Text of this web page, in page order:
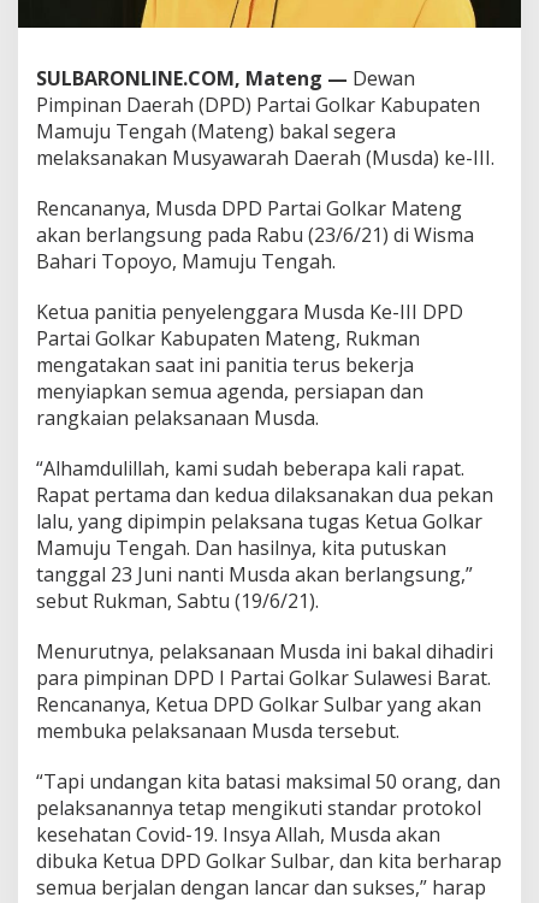
g
a
r
a
k
n
M
u
a
2
3
J
u
n
SULBARONLINE.COM, Mateng — Dewan
Pimpinan Daerah (DPD) Partai Golkar Kabupaten
Mamuju Tengah (Mateng) bakal segera
melaksanakan Musyawarah Daerah (Musda) ke-III.
Rencananya, Musda DPD Partai Golkar Mateng
akan berlangsung pada Rabu (23/6/21) di Wisma
Bahari Topoyo, Mamuju Tengah.
Ketua panitia penyelenggara Musda Ke-III DPD
Partai Golkar Kabupaten Mateng, Rukman
mengatakan saat ini panitia terus bekerja
menyiapkan semua agenda, persiapan dan
rangkaian pelaksanaan Musda.
“Alhamdulillah, kami sudah beberapa kali rapat.
Rapat pertama dan kedua dilaksanakan dua pekan
lalu, yang dipimpin pelaksana tugas Ketua Golkar
Mamuju Tengah. Dan hasilnya, kita putuskan
tanggal 23 Juni nanti Musda akan berlangsung,”
sebut Rukman, Sabtu (19/6/21).
Menurutnya, pelaksanaan Musda ini bakal dihadiri
para pimpinan DPD I Partai Golkar Sulawesi Barat.
Rencananya, Ketua DPD Golkar Sulbar yang akan
membuka pelaksanaan Musda tersebut.
“Tapi undangan kita batasi maksimal 50 orang, dan
pelaksanannya tetap mengikuti standar protokol
kesehatan Covid-19. Insya Allah, Musda akan
dibuka Ketua DPD Golkar Sulbar, dan kita berharap
semua berjalan dengan lancar dan sukses,” harap